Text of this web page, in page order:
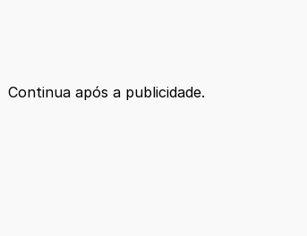
Continua após a publicidade.